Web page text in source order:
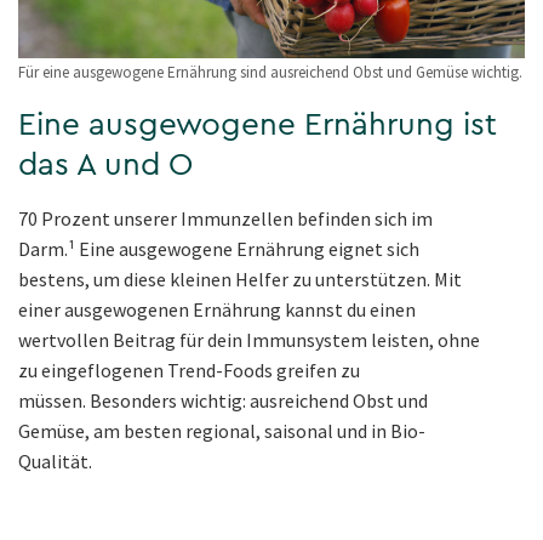
Für eine ausgewogene Ernährung sind ausreichend Obst und Gemüse wichtig.
Eine ausgewogene Ernährung ist
das A und O
70 Prozent unserer Immunzellen befinden sich im
Darm.¹ Eine ausgewogene Ernährung eignet sich
bestens, um diese kleinen Helfer zu unterstützen. Mit
einer ausgewogenen Ernährung kannst du einen
wertvollen Beitrag für dein Immunsystem leisten, ohne
zu eingeflogenen Trend-Foods greifen zu
müssen. Besonders wichtig: ausreichend Obst und
Gemüse, am besten regional, saisonal und in Bio-
Qualität.